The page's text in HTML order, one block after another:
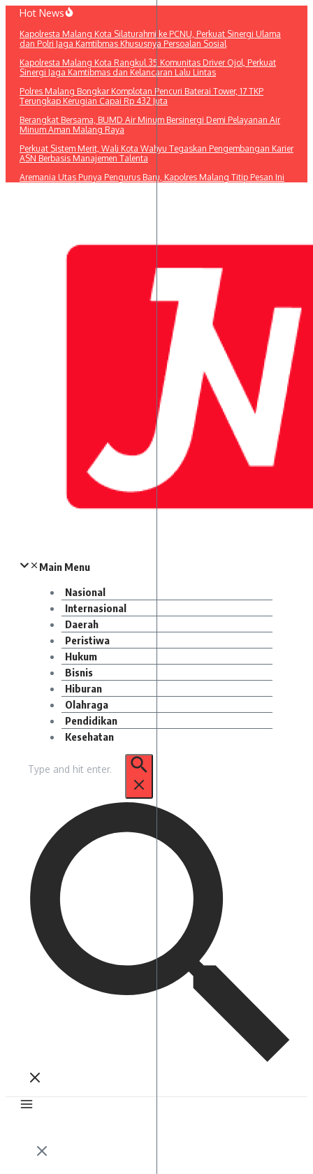
Lewati
konten
Hot News
Kapolresta Malang Kota Silaturahmi ke PCNU, Perkuat Sinergi Ulama
dan Polri Jaga Kamtibmas Khususnya Persoalan Sosial
Kapolresta Malang Kota Rangkul 35 Komunitas Driver Ojol, Perkuat
Sinergi Jaga Kamtibmas dan Kelancaran Lalu Lintas
Polres Malang Bongkar Komplotan Pencuri Baterai Tower, 17 TKP
Terungkap Kerugian Capai Rp 432 Juta
Berangkat Bersama, BUMD Air Minum Bersinergi Demi Pelayanan Air
Minum Aman Malang Raya
Perkuat Sistem Merit, Wali Kota Wahyu Tegaskan Pengembangan Karier
ASN Berbasis Manajemen Talenta
Aremania Utas Punya Pengurus Baru, Kapolres Malang Titip Pesan Ini
Main Menu
Nasional
Internasional
Daerah
Peristiwa
Hukum
Bisnis
Hiburan
Olahraga
Pendidikan
Kesehatan
untuk: